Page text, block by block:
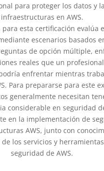
para proteger los datos y
infraestructuras en AWS.
para esta certificación evalúa
escenarios basados
de opción múltiple,
reales que un
enfrentar mientras
Para prepararse para este
generalmente necesitan
considerable en seguridad
en la implementación de
AWS, junto con
de los servicios y
seguridad de AWS.